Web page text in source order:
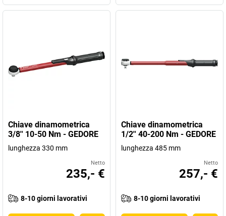
Chiave dinamometrica
3/8'' 10-50 Nm - GEDORE
lunghezza 330 mm
Netto
235,- €
8-10 giorni lavorativi
Chiave dinamometrica
1/2'' 40-200 Nm - GEDORE
lunghezza 485 mm
Netto
257,- €
8-10 giorni lavorativi